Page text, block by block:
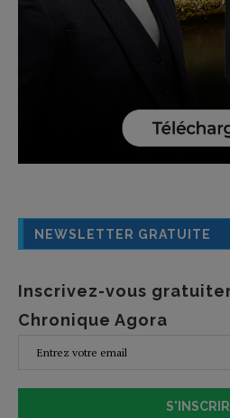
NEWSLETTER GRATUITE
Inscrivez-vous
Chronique Agora